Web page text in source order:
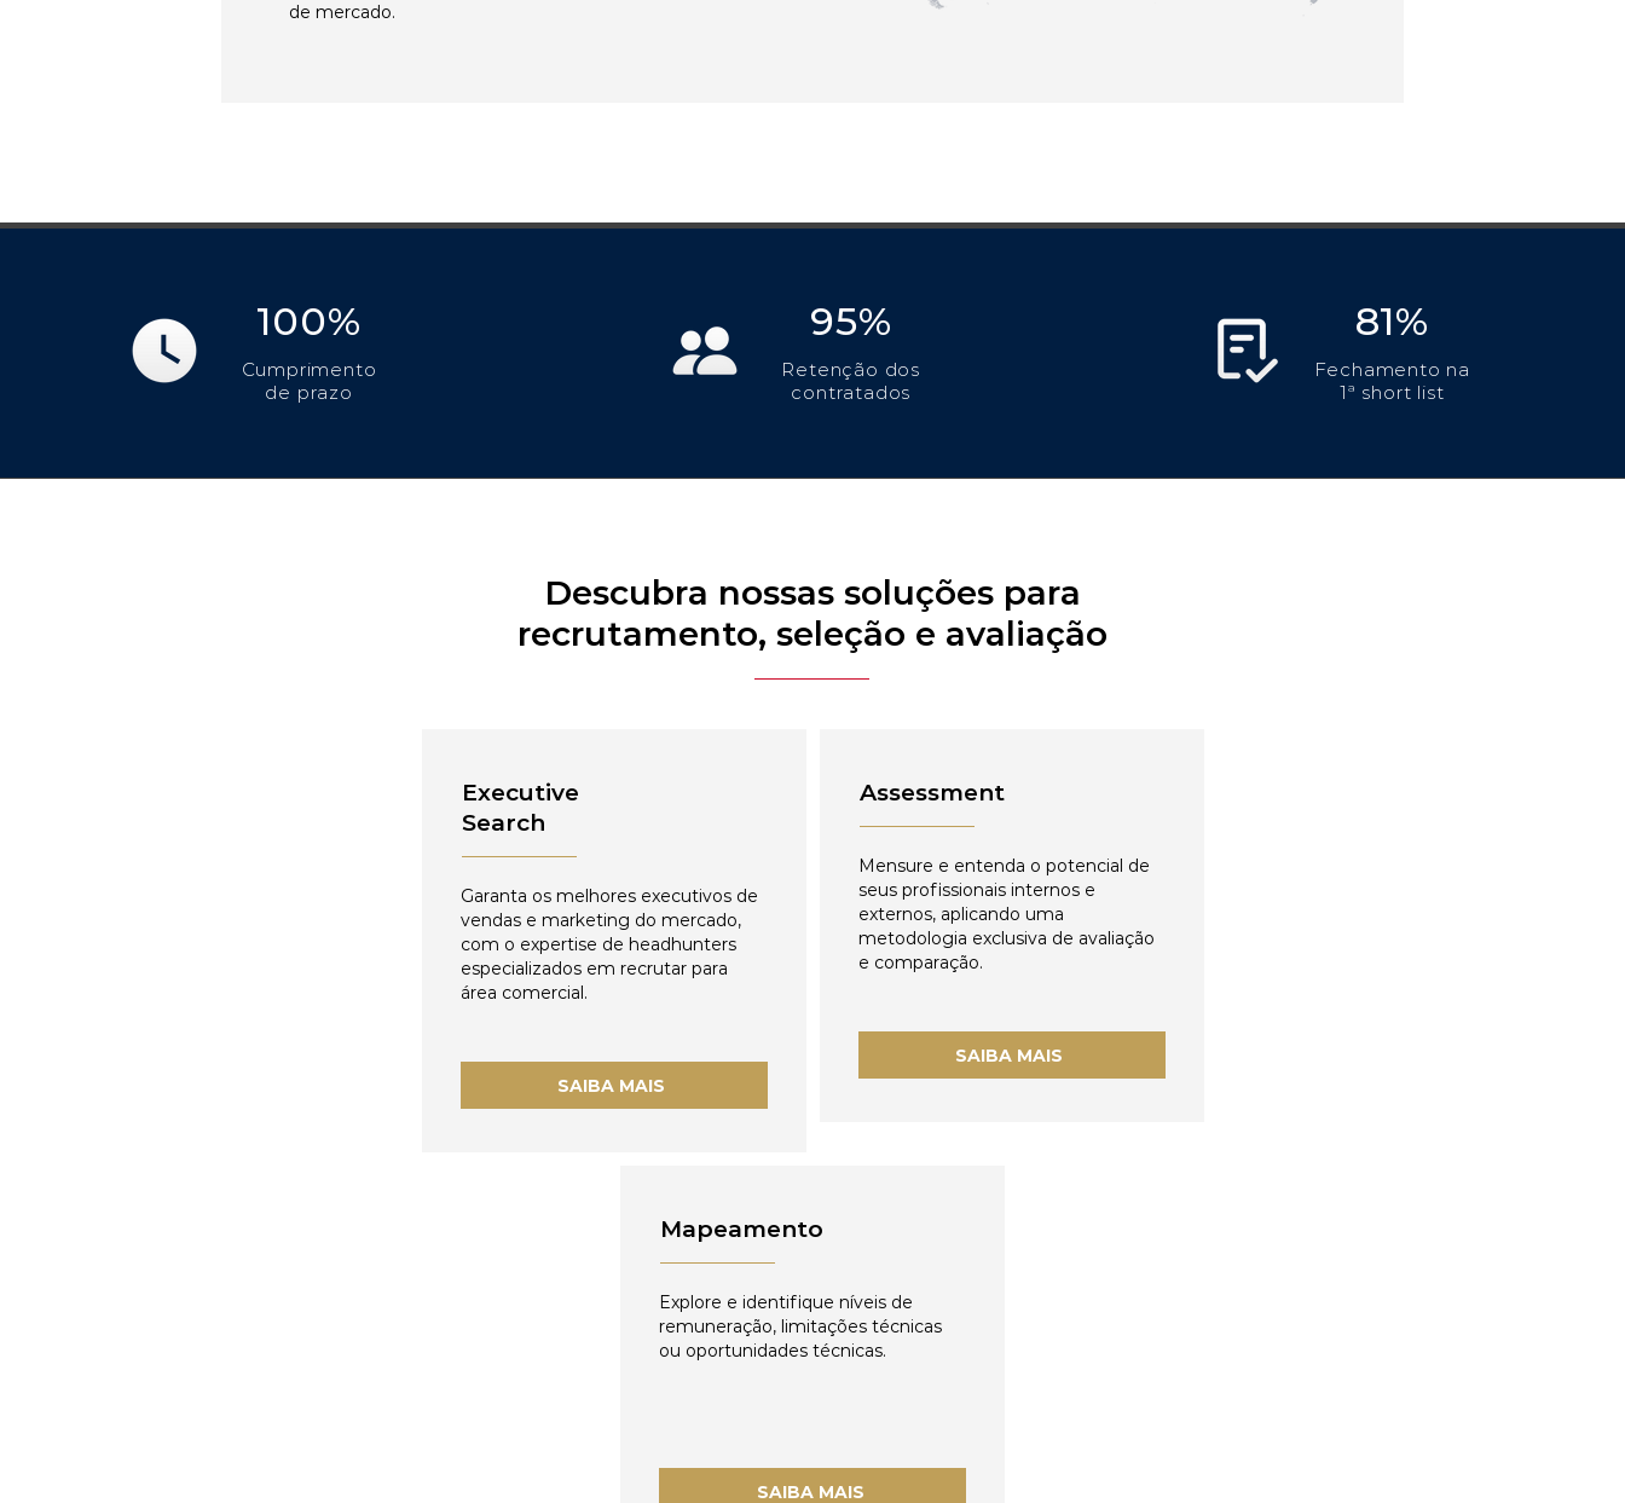
de mercado.
100%
Cumprimento
de prazo
95%
Retenção dos
contratados
81%
Fechamento na
1ª short list
Descubra nossas soluções para
recrutamento, seleção e avaliação
Executive
Search
Garanta os melhores executivos de
vendas e marketing do mercado,
com o expertise de headhunters
especializados em recrutar para
área comercial.
SAIBA MAIS
Assessment
Mensure e entenda o potencial de
seus profissionais internos e
externos, aplicando uma
metodologia exclusiva de avaliação
e comparação.
SAIBA MAIS
Mapeamento
Explore e identifique níveis de
remuneração, limitações técnicas
ou oportunidades técnicas.
SAIBA MAIS